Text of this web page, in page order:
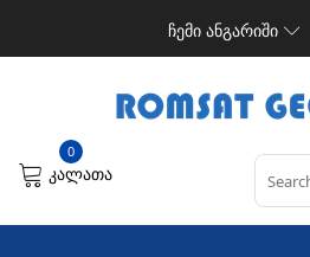
ჩემი ანგარიში
0
კალათა